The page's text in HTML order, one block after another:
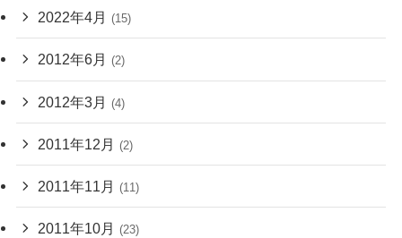
2022年4月 (15)
2012年6月 (2)
2012年3月 (4)
2011年12月 (2)
2011年11月 (11)
2011年10月 (23)